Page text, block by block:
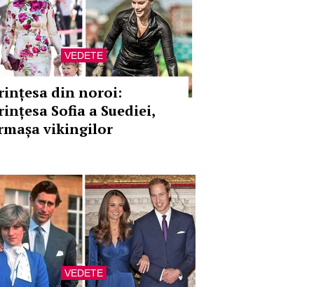
VEDETE
din noroi:
Sofia a Suediei,
vikingilor
VEDETE